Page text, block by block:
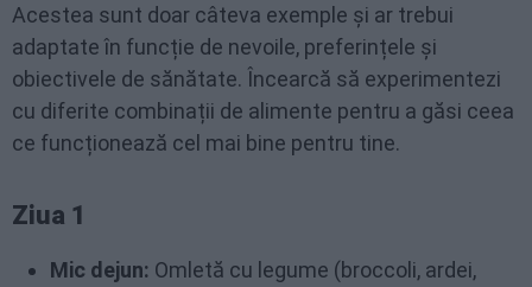
Acestea sunt doar câteva exemple și ar trebui
adaptate în funcție de nevoile, preferințele și
obiectivele de sănătate. Încearcă să experimentezi
cu diferite combinații de alimente pentru a găsi ceea
ce funcționează cel mai bine pentru tine.
Ziua 1
Mic dejun: Omletă cu legume (broccoli, ardei,